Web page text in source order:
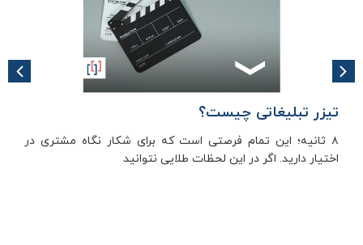
تیزر تبلیغاتی چیست؟
۸ ثانیه؛ این تمام فرصتی است که برای شکار نگاه مشتری در
اختیار دارید. اگر در این لحظات طلایی نتوانید